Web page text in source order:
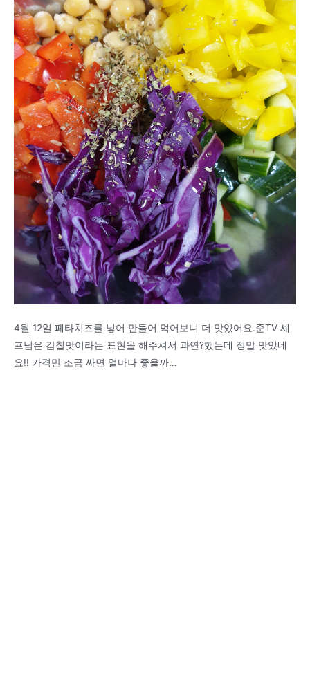
4월 12일 페타치즈를 넣어 만들어 먹어보니 더 맛있어요.준TV 셰
프님은 감칠맛이라는 표현을 해주셔서 과연?했는데 정말 맛있네
요!! 가격만 조금 싸면 얼마나 좋을까…